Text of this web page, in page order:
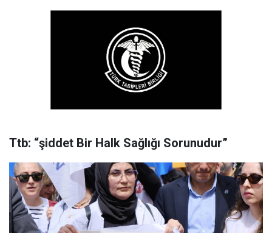
Ttb: “şiddet Bir Halk Sağlığı Sorunudur”